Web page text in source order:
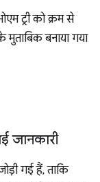
ट्री को क्रम से
बनाया गया
जानकारी
गई हैं, ताकि